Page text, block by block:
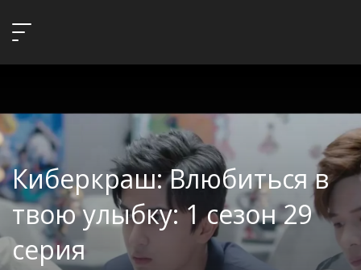
Киберкраш: Влюбиться в
твою улыбку: 1 сезон 29
серия